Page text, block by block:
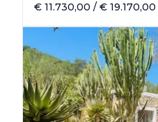
€ 11.730,00 / € 19.170,00